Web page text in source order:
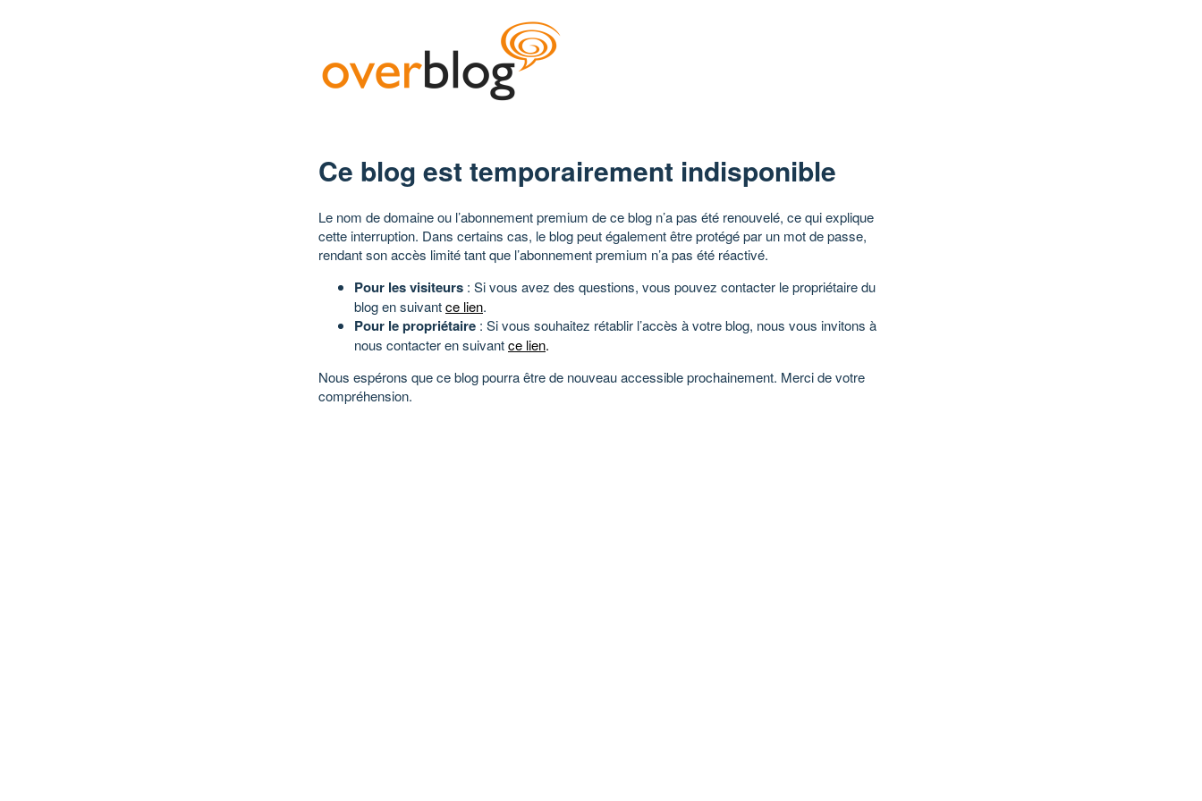
Ce blog est temporairement indisponible
Le nom de domaine ou l’abonnement premium de ce blog n’a pas été renouvelé, ce qui explique
cette interruption. Dans certains cas, le blog peut également être protégé par un mot de passe,
rendant son accès limité tant que l’abonnement premium n’a pas été réactivé.
Pour les visiteurs : Si vous avez des questions, vous pouvez contacter le propriétaire du
blog en suivantce lien.
Pour le propriétaire : Si vous souhaitez rétablir l’accès à votre blog, nous vous invitons à
nous contacter en suivantce lien.
Nous espérons que ce blog pourra être de nouveau accessible prochainement. Merci de votre
compréhension.